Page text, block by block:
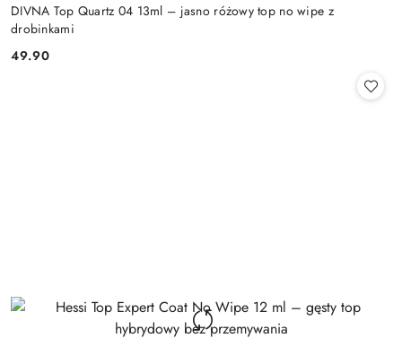
DIVNA Top Quartz 04 13ml – jasno różowy top no wipe z
drobinkami
Cena:
49.90